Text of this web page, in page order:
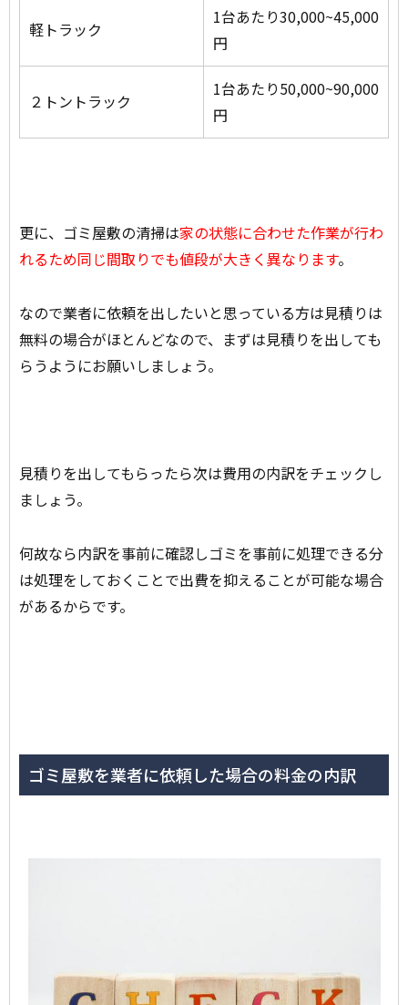
軽トラック
1台あたり30,000~45,000
円
２トントラック
1台あたり50,000~90,000
円
更に、ゴミ屋敷の清掃は家の状態に合わせた作業が行わ
れるため同じ間取りでも値段が大きく異なります。
なので業者に依頼を出したいと思っている方は見積りは
無料の場合がほとんどなので、まずは見積りを出しても
らうようにお願いしましょう。
見積りを出してもらったら次は費用の内訳をチェックし
ましょう。
何故なら内訳を事前に確認しゴミを事前に処理できる分
は処理をしておくことで出費を抑えることが可能な場合
があるからです。
ゴミ屋敷を業者に依頼した場合の料金の内訳